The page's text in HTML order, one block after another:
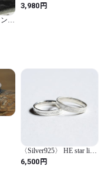
テ
3,980円
〈Silver925〉 HE star line
ring / flat / 3mm
6,500円